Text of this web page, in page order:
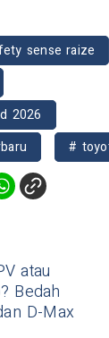
sense raize
2026
#
atau
Bedah
D-Max